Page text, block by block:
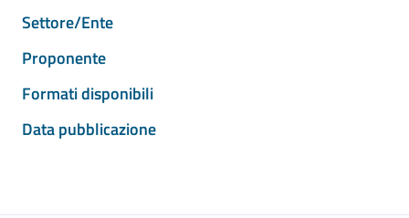
Settore/Ente
Proponente
Formati disponibili
Data pubblicazione